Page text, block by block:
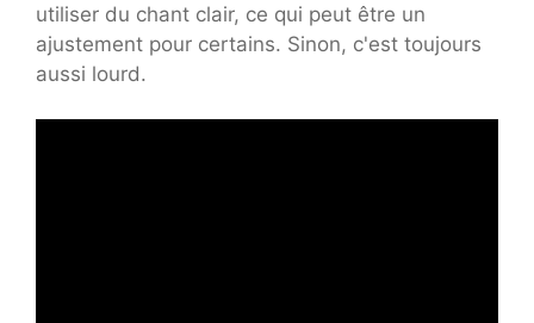
utiliser du chant clair, ce qui peut être un
ajustement pour certains. Sinon, c'est toujours
aussi lourd.